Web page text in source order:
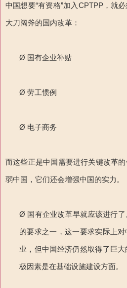
中国想要“有资格”加入CPTPP，就
大刀阔斧的国内改革：
Ø 国有企业补贴
Ø 劳工惯例
Ø 电子商务
而这些正是中国需要进行关键改革
弱中国，它们还会增强中国的实力。
Ø 国有企业改革早就应该进行
的要求之一，这一要求实际上
业，但中国经济仍然取得了巨
极因素是在基础设施建设方面。